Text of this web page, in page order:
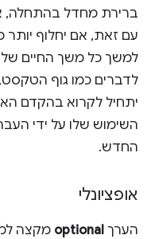
ברירת מחדל בהתחלה,
עם זאת, אם יחלוף
למשך כל משך החיים
לדברים כמו גוף
יתחיל לקרוא בהקדם
השימוש שלו על ידי
החדש.
אופציונלי
הערך optional מקצה